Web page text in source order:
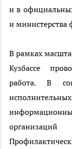
и в
и министерства
В рамках
Кузбассе
работа. В